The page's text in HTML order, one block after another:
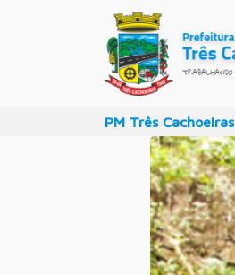
PM Três Cachoeiras